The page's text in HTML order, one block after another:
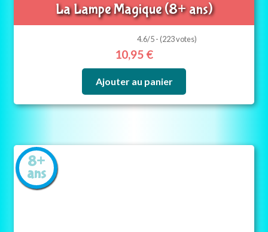
La Lampe Magique (8+ ans)
4.6/5 - (223 votes)
10,95 €
Ajouter au panier
8+
ans